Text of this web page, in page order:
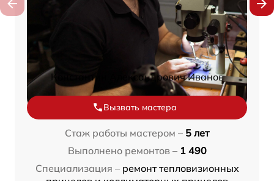
Константин Александрович Иванов
Вызвать мастера
Стаж работы мастером – 5 лет
Выполнено ремонтов – 1 490
Специализация – ремонт тепловизионных